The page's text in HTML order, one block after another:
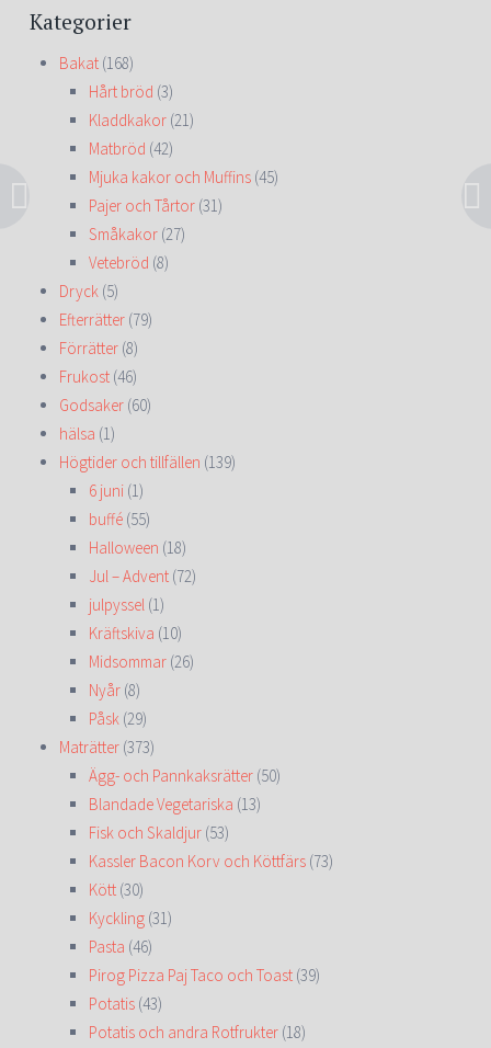
Kategorier
Bakat (168)
Hårt bröd (3)
Kladdkakor (21)
Matbröd (42)
Mjuka kakor och Muffins (45)
Pajer och Tårtor (31)
Småkakor (27)
Vetebröd (8)
Dryck (5)
Efterrätter (79)
Förrätter (8)
Frukost (46)
Godsaker (60)
hälsa (1)
Högtider och tillfällen (139)
6 juni (1)
buffé (55)
Halloween (18)
Jul – Advent (72)
julpyssel (1)
Kräftskiva (10)
Midsommar (26)
Nyår (8)
Påsk (29)
Maträtter (373)
Ägg- och Pannkaksrätter (50)
Blandade Vegetariska (13)
Fisk och Skaldjur (53)
Kassler Bacon Korv och Köttfärs (73)
Kött (30)
Kyckling (31)
Pasta (46)
Pirog Pizza Paj Taco och Toast (39)
Potatis (43)
Potatis och andra Rotfrukter (18)